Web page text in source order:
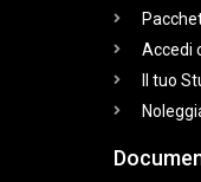
Accedi
Il tuo